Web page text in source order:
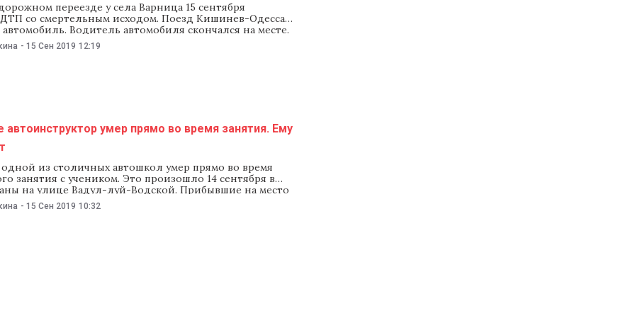
переезде у села Варница 15 сентября
со смертельным исходом. Поезд Кишинев-Одесса
Водитель автомобиля скончался на месте.
данным, он проигнорировал красный сигнал
что спешил домой. Авария произошла 15 сентября
- 15 Сен 2019 12:19
автоинструктор умер прямо во время занятия. Ему
из столичных автошкол умер прямо во время
занятия с учеником. Это произошло 14 сентября в
на улице Вадул-луй-Водской. Прибывшие на место
констатировали смерть 37-летнего мужчины.
причиной стал сердечный приступ. По словам
- 15 Сен 2019 10:32